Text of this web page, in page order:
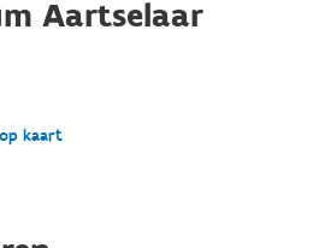
Aartselaar
kaart